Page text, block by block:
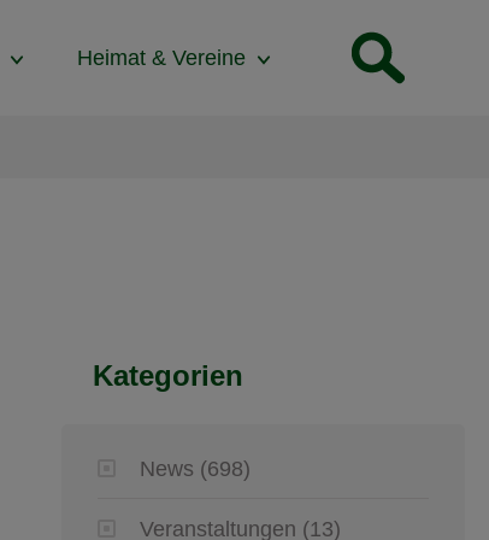
Heimat & Vereine
Kategorien
News (698)
Veranstaltungen (13)